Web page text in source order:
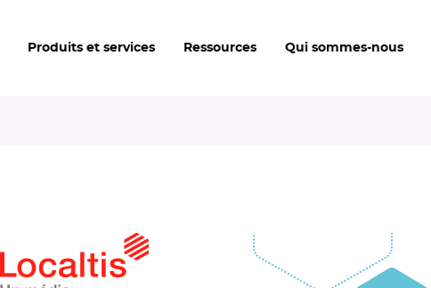
Produits et services Ressources Qui sommes-nous